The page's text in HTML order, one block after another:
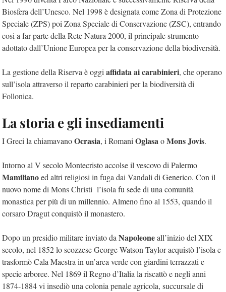
Biosfera dell’Unesco. Nel 1998 è designata come Zona di Protezione
Speciale (ZPS) poi Zona Speciale di Conservazione (ZSC), entrando
cosi a far parte della Rete Natura 2000, il principale strumento
adottato dall’Unione Europea per la conservazione della biodiversità.
La gestione della Riserva è oggiaffidata ai carabinieri, che operano
sull’isola attraverso il reparto carabinieri per la biodiversità di
Follonica.
La storia e gli insediamenti
I Greci la chiamavanoOcrasia, i RomaniOglasaoMons Jovis.
Intorno al V secolo Montecristo accolse il vescovo di Palermo
Mamilianoed altri religiosi in fuga dai Vandali di Generico. Con il
nuovo nome di Mons Christi l’isola fu sede di una comunità
monastica per più di un millennio. Almeno fino al 1553, quando il
corsaro Dragut conquistò il monastero.
Dopo un presidio militare inviato daNapoleoneall’inizio del XIX
secolo, nel 1852 lo scozzese George Watson Taylor acquistò l’isola e
trasformò Cala Maestra in un’area verde con giardini terrazzati e
specie arboree. Nel 1869 il Regno d’Italia la riscattò e negli anni
1874-1884 vi insediò una colonia penale agricola, succursale di